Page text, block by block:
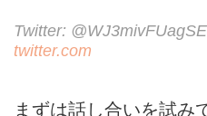
Twitter:
twitter.com
まずは話し合いを試み